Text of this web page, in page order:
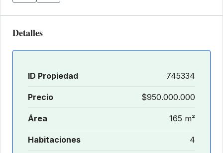
Detalles
ID Propiedad 745334
Precio $950.000.000
Área 165 m²
Habitaciones 4